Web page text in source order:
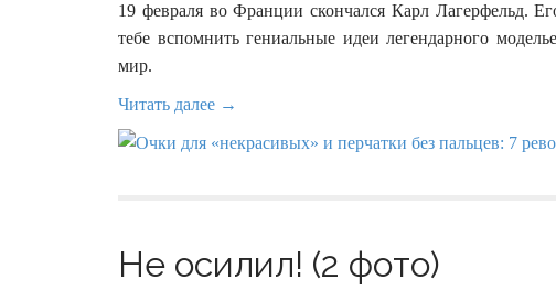
19 февраля во Франции скончался Карл Лагерфельд.
тебе вспомнить гениальные идеи легендарного
мир.
Читать далее →
Не осилил! (2 фото)